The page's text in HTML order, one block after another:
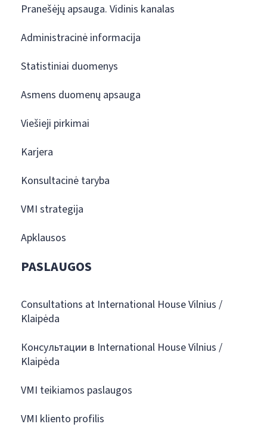
Pranešėjų apsauga. Vidinis kanalas
Administracinė informacija
Statistiniai duomenys
Asmens duomenų apsauga
Viešieji pirkimai
Karjera
Konsultacinė taryba
VMI strategija
Apklausos
PASLAUGOS
Consultations at International House Vilnius /
Klaipėda
Консультации в International House Vilnius /
Klaipėda
VMI teikiamos paslaugos
VMI kliento profilis